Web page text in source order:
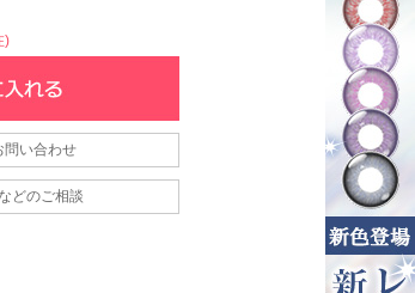
)
問い合わせ
どのご相談